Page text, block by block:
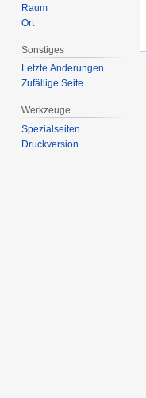
Raum
Ort
Sonstiges
Letzte Änderungen
Zufällige Seite
Werkzeuge
Spezialseiten
Druckversion